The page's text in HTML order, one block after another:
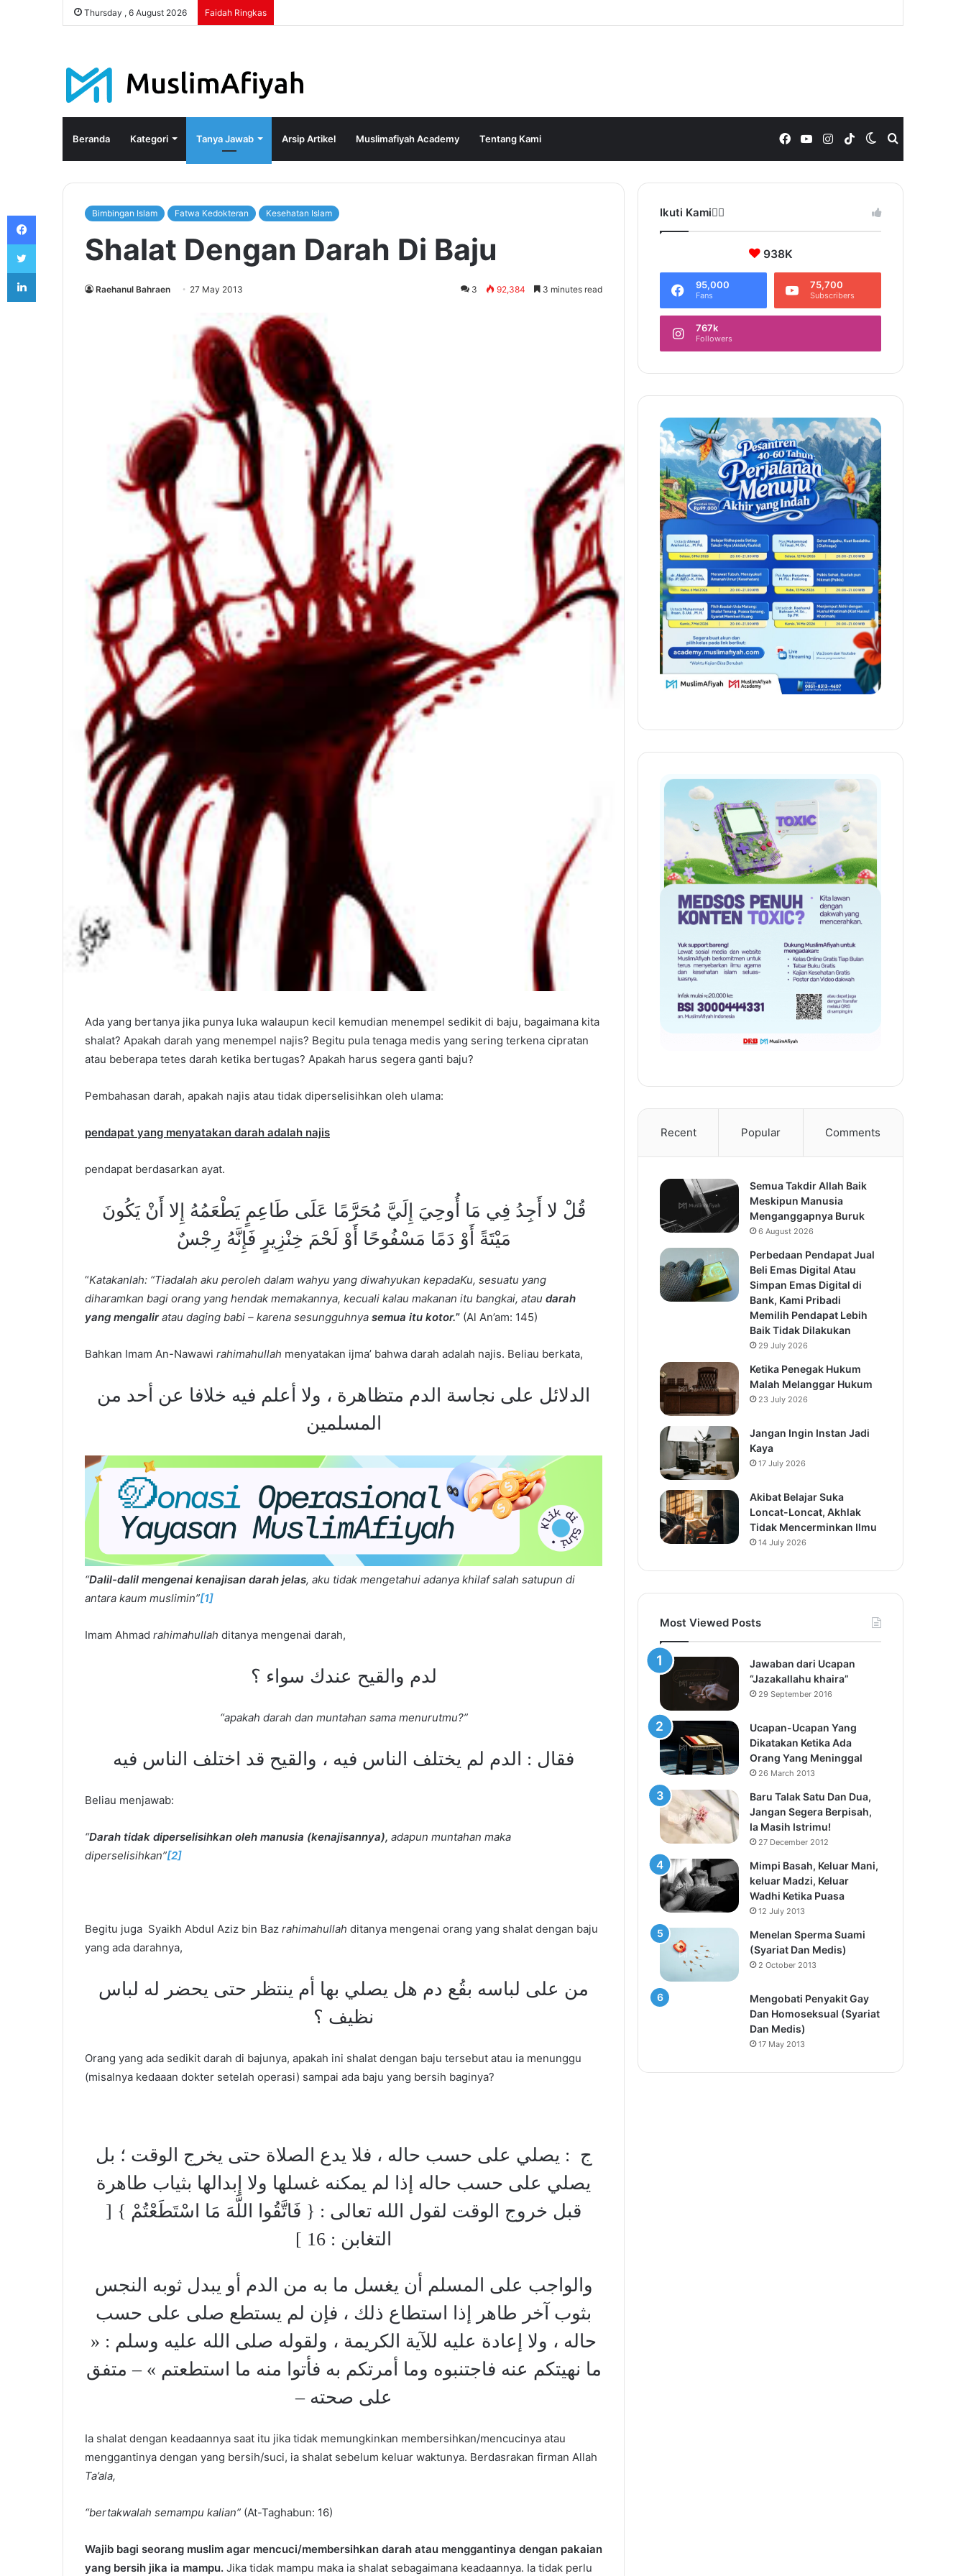
Thursday , 6 August 2026 Faidah Ringkas
Beranda Kategori Tanya Jawab Arsip Artikel Muslimafiyah Academy Tentang Kami Switch
skin
TikTok
Instagram
YouTube
Facebook
Bimbingan Islam Fatwa Kedokteran Kesehatan Islam
Shalat Dengan Darah Di Baju
Raehanul Bahraen 27 May 2013 3 92,384 3 minutes read
Ada yang bertanya jika punya luka walaupun kecil kemudian menempel sedikit di baju, bagaimana kita
shalat? Apakah darah yang menempel najis? Begitu pula tenaga medis yang sering terkena cipratan
atau beberapa tetes darah ketika bertugas? Apakah harus segera ganti baju?
Pembahasan darah, apakah najis atau tidak diperselisihkan oleh ulama:
pendapat yang menyatakan darah adalah najis
pendapat berdasarkan ayat.
قُلْ لا أَجِدُ فِي مَا أُوحِيَ إِلَيَّ مُحَرَّمًا عَلَى طَاعِمٍ يَطْعَمُهُ إِلا أَنْ يَكُونَ
مَيْتَةً أَوْ دَمًا مَسْفُوحًا أَوْ لَحْمَ خِنْزِيرٍ فَإِنَّهُ رِجْسٌ
“Katakanlah: “Tiadalah aku peroleh dalam wahyu yang diwahyukan kepadaKu, sesuatu yang
diharamkan bagi orang yang hendak memakannya, kecuali kalau makanan itu bangkai, atau darah
yang mengaliratau daging babi – karena sesungguhnya semua itu kotor.” (Al An’am: 145)
Bahkan Imam An-Nawawi rahimahullah menyatakan ijma’ bahwa darah adalah najis. Beliau berkata,
الدلائل على نجاسة الدم متظاهرة ، ولا أعلم فيه خلافا عن أحد من
المسلمين
“Dalil-dalil mengenai kenajisan darah jelas, aku tidak mengetahui adanya khilaf salah satupun di
antara kaum muslimin”[1]
Imam Ahmad rahimahullah ditanya mengenai darah,
لدم والقيح عندك سواء ؟
“apakah darah dan muntahan sama menurutmu?”
فقال : الدم لم يختلف الناس فيه ، والقيح قد اختلف الناس فيه
Beliau menjawab:
“Darah tidak diperselisihkan oleh manusia (kenajisannya), adapun muntahan maka
diperselisihkan”[2]
Begitu juga Syaikh Abdul Aziz bin Baz rahimahullah ditanya mengenai orang yang shalat dengan baju
yang ada darahnya,
من على لباسه بقُع دم هل يصلي بها أم ينتظر حتى يحضر له لباس
نظيف ؟
Orang yang ada sedikit darah di bajunya, apakah ini shalat dengan baju tersebut atau ia menunggu
(misalnya kedaaan dokter setelah operasi) sampai ada baju yang bersih baginya?
ج : يصلي على حسب حاله ، فلا يدع الصلاة حتى يخرج الوقت ؛ بل
يصلي على حسب حاله إذا لم يمكنه غسلها ولا إبدالها بثياب طاهرة
قبل خروج الوقت لقول الله تعالى : { فَاتَّقُوا اللَّهَ مَا اسْتَطَعْتُمْ } [
التغابن : 16 ]
والواجب على المسلم أن يغسل ما به من الدم أو يبدل ثوبه النجس
بثوب آخر طاهر إذا استطاع ذلك ، فإن لم يستطع صلى على حسب
حاله ، ولا إعادة عليه للآية الكريمة ، ولقوله صلى الله عليه وسلم : «
ما نهيتكم عنه فاجتنبوه وما أمرتكم به فأتوا منه ما استطعتم » – متفق
على صحته –
Ia shalat dengan keadaannya saat itu jika tidak memungkinkan membersihkan/mencucinya atau
menggantinya dengan yang bersih/suci, ia shalat sebelum keluar waktunya. Berdasrakan firman Allah
Ta’ala,
“bertakwalah semampu kalian” (At-Taghabun: 16)
Wajib bagi seorang muslim agar mencuci/membersihkan darah atau menggantinya dengan pakaian
yang bersih jika ia mampu. Jika tidak mampu maka ia shalat sebagaimana keadaannya. Ia tidak perlu
Ikuti Kami❤️‍🔥
938K
95,000
Fans
75,700
Subscribers
767k
Followers
Recent Popular Comments
Semua Takdir Allah Baik
Meskipun Manusia
Menganggapnya Buruk
6 August 2026
Perbedaan Pendapat Jual
Beli Emas Digital Atau
Simpan Emas Digital di
Bank, Kami Pribadi
Memilih Pendapat Lebih
Baik Tidak Dilakukan
29 July 2026
Ketika Penegak Hukum
Malah Melanggar Hukum
23 July 2026
Jangan Ingin Instan Jadi
Kaya
17 July 2026
Akibat Belajar Suka
Loncat-Loncat, Akhlak
Tidak Mencerminkan Ilmu
14 July 2026
Most Viewed Posts
Jawaban dari Ucapan
“Jazakallahu khaira”
29 September 2016
Ucapan-Ucapan Yang
Dikatakan Ketika Ada
Orang Yang Meninggal
26 March 2013
Baru Talak Satu Dan Dua,
Jangan Segera Berpisah,
Ia Masih Istrimu!
27 December 2012
Mimpi Basah, Keluar Mani,
keluar Madzi, Keluar
Wadhi Ketika Puasa
12 July 2013
Menelan Sperma Suami
(Syariat Dan Medis)
2 October 2013
Mengobati Penyakit Gay
Dan Homoseksual (Syariat
Dan Medis)
17 May 2013
Facebook
Twitter
LinkedIn